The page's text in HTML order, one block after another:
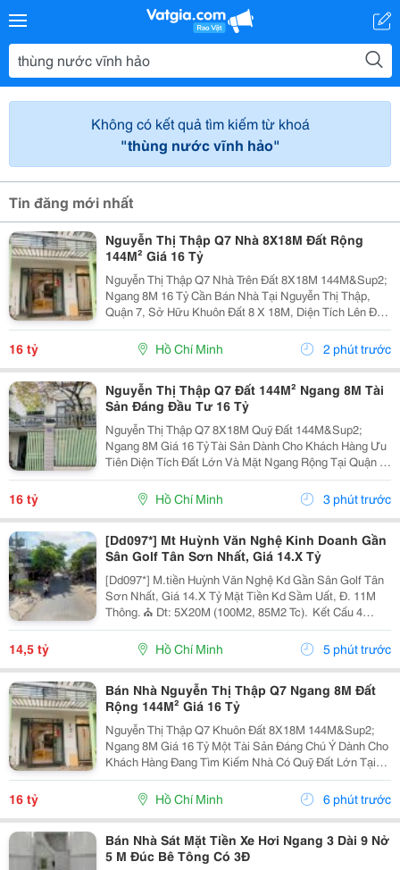
Không có kết quả tìm kiếm từ khoá
"thùng nước vĩnh hảo"
Tin đăng mới nhất
Nguyễn Thị Thập Q7 Nhà 8X18M Đất Rộng
144M² Giá 16 Tỷ
Nguyễn Thị Thập Q7 Nhà Trên Đất 8X18M 144M&Sup2;
Ngang 8M 16 Tỷ Cần Bán Nhà Tại Nguyễn Thị Thập,
Quận 7, Sở Hữu Khuôn Đất 8 X 18M, Diện Tích Lên Đến
144M&Sup2;. Điểm Nổi Bật Của Tài Sản Là Ngang 8M,
Tạo Lợi Thế Lớn Về Không Gian Và Khả Năng Sử...
16 tỷ Hồ Chí Minh 2 phút trước
Nguyễn Thị Thập Q7 Đất 144M² Ngang 8M Tài
Sản Đáng Đầu Tư 16 Tỷ
Nguyễn Thị Thập Q7 8X18M Quỹ Đất 144M&Sup2;
Ngang 8M Giá 16 Tỷ Tài Sản Dành Cho Khách Hàng Ưu
Tiên Diện Tích Đất Lớn Và Mặt Ngang Rộng Tại Quận 7.
Khuôn Đất 8 X 18M, Tổng Diện Tích 144M&Sup2;, Nổi
Bật Với Ngang 8M. Diện Tích Này Phù Hợp Cho
Nhiều...
16 tỷ Hồ Chí Minh 3 phút trước
[Dd097*] Mt Huỳnh Văn Nghệ Kinh Doanh Gần
Sân Golf Tân Sơn Nhất, Giá 14.X Tỷ
[Dd097*] M.tiền Huỳnh Văn Nghệ Kd Gần Sân Golf Tân
Sơn Nhất, Giá 14.X Tỷ Mặt Tiền Kd Sầm Uất, Đ. 11M
Thông. ⛪ Dt: 5X20M (100M2, 85M2 Tc). ️ Kết Cấu 4
Tầng (Trệt, 2L, St), 4Pn 4Tolet, Ở Ngay. Sổ Hồng Riêng
Vuông A4. Zalo Ngay!
14,5 tỷ Hồ Chí Minh 5 phút trước
Bán Nhà Nguyễn Thị Thập Q7 Ngang 8M Đất
Rộng 144M² Giá 16 Tỷ
Nguyễn Thị Thập Q7 Khuôn Đất 8X18M 144M&Sup2;
Ngang 8M Giá 16 Tỷ Một Tài Sản Đáng Chú Ý Dành Cho
Khách Hàng Đang Tìm Kiếm Nhà Có Quỹ Đất Lớn Tại
Quận 7, Đặc Biệt Phù Hợp Với Tiêu Chí Ngang Rộng Và
Dễ Chủ Động Phương Án Sử Dụng. Căn Nhà Sở Hữu
Khuôn...
16 tỷ Hồ Chí Minh 6 phút trước
Bán Nhà Sát Mặt Tiền Xe Hơi Ngang 3 Dài 9 Nở
5 M Đúc Bê Tông Có 3Đ